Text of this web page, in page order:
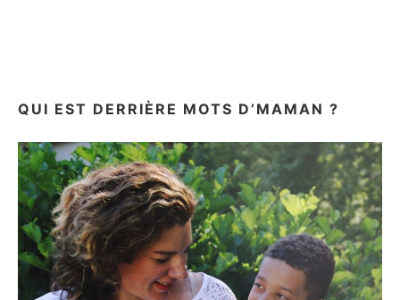
QUI EST DERRIÈRE MOTS D’MAMAN ?